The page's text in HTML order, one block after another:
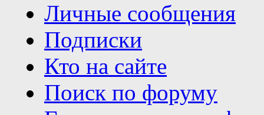
Личные сообщения
Подписки
Кто на сайте
Поиск по форуму